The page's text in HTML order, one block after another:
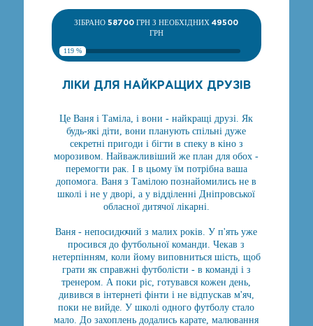
ЗІБРАНО58700 ГРН З НЕОБХІДНИХ49500
ГРН
119 %
ЛІКИ ДЛЯ НАЙКРАЩИХ ДРУЗІВ
Це Ваня і Таміла, і вони - найкращі друзі. Як
будь-які діти, вони планують спільні дуже
секретні пригоди і бігти в спеку в кіно з
морозивом. Найважливіший же план для обох -
перемогти рак. І в цьому їм потрібна ваша
допомога. Ваня з Тамілою познайомились не в
школі і не у дворі, а у відділенні Дніпровської
обласної дитячої лікарні.
Ваня - непосидючий з малих років. У п'ять уже
просився до футбольної команди. Чекав з
нетерпінням, коли йому виповниться шість, щоб
грати як справжні футболісти - в команді і з
тренером. А поки ріс, готувався кожен день,
дивився в інтернеті фінти і не відпускав м'яч,
поки не вийде. У школі одного футболу стало
мало. До захоплень додались карате, малювання